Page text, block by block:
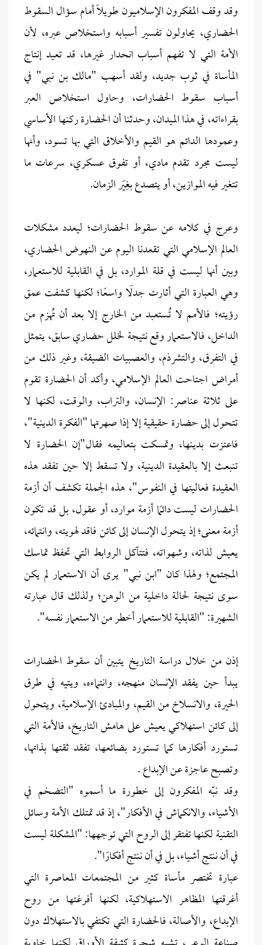
وقد وقف المفكرون الإسلاميون طويلًا أمام سؤال السقوط
الحضاري، يحاولون تفسير أسبابه واستخلاص عبره، لأن
الأمة التي لا تفهم أسباب انحدار غيرها، قد تعيد إنتاج
المأساة في ثوب جديد، ولقد أسهب "مالك بن نبي" في
أسباب سقوط الحضارات، وحاول استخلاص العبر
بقراءاته، في هذا الميدان، وحدثنا أن الحضارة ركنها الأساسي
وعمودها الدائم هو القيم والأخلاق التي بها تسود، وأنها
ليست مجرد تقدم مادي، أو تفوق عسكري، سرعات ما
تتغير فيه الموازين، أو يتصدع بغِيَر الزمان.
وعرج في كلامه عن سقوط الحضارات؛ ليعدد مشكلات
العالم الإسلامي التي تقعدنا اليوم عن النهوض الحضاري،
وبين أنها ليست في قلة الموارد، بل في القابلية للاستعمار،
وهي العبارة التي أثارت جدلًا واسعًا؛ لكنها كشفت عمق
رؤيته؛ فالأمم لا تُستعبد من الخارج إلا بعد أن تُهزم من
الداخل، فالاستعمار وقع نتيجة لخلل حضاري سابق، يتمثل
في التفرق، والتشرذم، والعصبيات الضيقة، وغير ذلك من
أمراض اجتاحت العالم الإسلامي، وأكد أن الحضارة تقوم
على ثلاثة عناصر: الإنسان، والتراب، والوقت، لكنها لا
تتحول إلى حضارة حقيقية إلا إذا صهرتها "الفكرة الدينية"،
فاعتزت بدينها، وتمسكت بتعاليمه فقال"إن الحضارة لا
تنبعث إلا بالعقيدة الدينية، ولا تسقط إلا حين تفقد هذه
العقيدة فعاليتها في النفوس"، هذه الجملة تكشف أن أزمة
الحضارات ليست دائمًا أزمة موارد، أو عقول، بل قد تكون
أزمة معنى؛ إذ يتحول الإنسان إلى كائن فاقد لهويته، وانتمائه،
يعيش لذاته، وشهواته، فتتآكل الروابط التي تحفظ تماسك
المجتمع؛ ولهذا كان "ابن نبي" يرى أن الاستعمار لم يكن
سوى نتيجة لحالة داخلية من الوهن؛ ولذلك قال عبارته
الشهيرة: "القابلية للاستعمار أخطر من الاستعمار نفسه".
إذن من خلال دراسة التاريخ يتبين أن سقوط الحضارات
يبدأ حين يفقد الإنسان منهجه، وانتماءه، ويتيه في طرق
الحيرة، والانسلاخ من القيم، والمبادئ الإسلامية، ويتحول
إلى كائن استهلاكي يعيش على هامش التاريخ، فالأمة التي
تستورد أفكارها كما تستورد بضائعها، تفقد ثقتها بذاتها،
وتصبح عاجزة عن الإبداع .
وقد نبّه المفكرون إلى خطورة ما أسموه "التضخم في
الأشياء، والانكماش في الأفكار"، إذ قد تمتلك الأمة وسائل
التقنية لكنها تفتقر إلى الروح التي توجهها: "المشكلة ليست
في أن ننتج أشياء، بل في أن ننتج أفكارًا".
عبارة تختصر مأساة كثير من المجتمعات المعاصرة التي
أغرقتها المظاهر الاستهلاكية، لكنها أفرغتها من روح
الإبداع، والأصالة، فالحضارة التي تكتفي بالاستهلاك دون